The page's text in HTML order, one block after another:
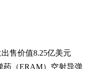
售价值8.25亿美元
药（ERAM）空射导弹